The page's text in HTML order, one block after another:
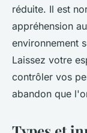
réduite. Il est
appréhension
environnement
Laissez votre
contrôler vos
abandon que